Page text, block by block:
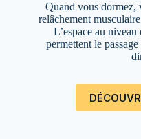
Quand vous dormez,
relâchement
L’espace au
permettent le